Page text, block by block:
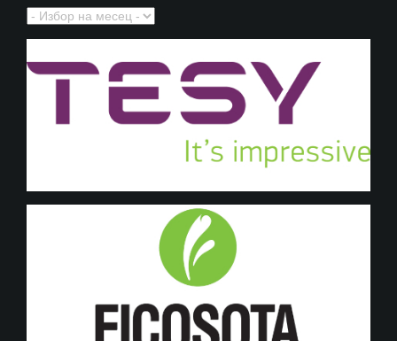
Архив